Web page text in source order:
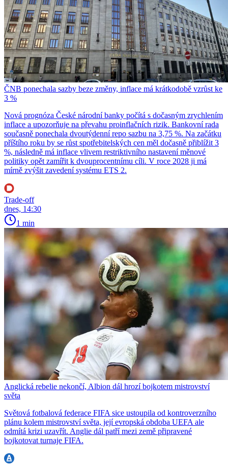
ČNB ponechala sazby beze změny, inflace má krátkodobě vzrůst ke
3 %
Nová prognóza České národní banky počítá s dočasným zrychlením
inflace a upozorňuje na převahu proinflačních rizik. Bankovní rada
současně ponechala dvoutýdenní repo sazbu na 3,75 %. Na začátku
příštího roku by se růst spotřebitelských cen měl dočasně přiblížit 3
%, následně má inflace vlivem restriktivního nastavení měnové
politiky opět zamířit k dvouprocentnímu cíli. V roce 2028 ji má
mírně zvýšit zavedení systému ETS 2.
Trade-off
dnes, 14:30
1 min
Anglická rebelie nekončí, Albion dál hrozí bojkotem mistrovství
světa
Světová fotbalová federace FIFA sice ustoupila od kontroverzního
plánu kolem mistrovství světa, její evropská obdoba UEFA ale
odmítá krizi uzavřít. Anglie dál patří mezi země připravené
bojkotovat turnaje FIFA.